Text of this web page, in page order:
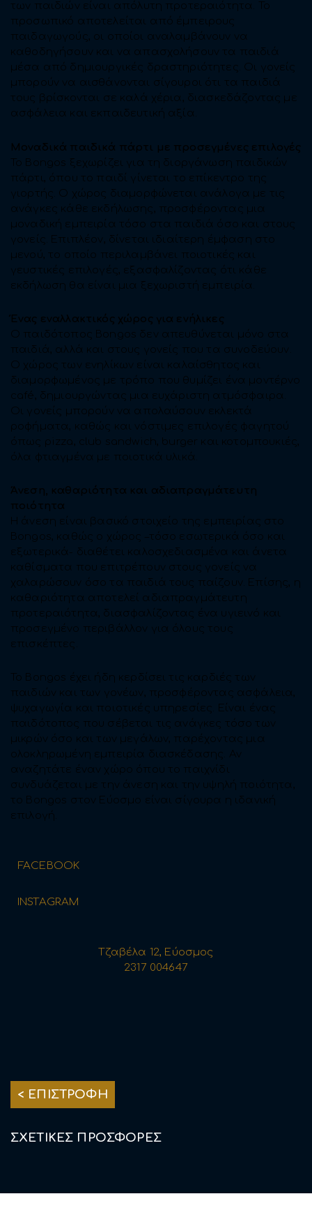
των παιδιών είναι απόλυτη προτεραιότητα. Το
προσωπικό αποτελείται από έμπειρους
παιδαγωγούς, οι οποίοι αναλαμβάνουν να
καθοδηγήσουν και να απασχολήσουν τα παιδιά
μέσα από δημιουργικές δραστηριότητες. Οι γονείς
μπορούν να αισθάνονται σίγουροι ότι τα παιδιά
τους βρίσκονται σε καλά χέρια, διασκεδάζοντας με
ασφάλεια και εκπαιδευτική αξία.
Μοναδικά παιδικά πάρτι με προσεγμένες επιλογές
Το Bongos ξεχωρίζει για τη διοργάνωση παιδικών
πάρτι, όπου το παιδί γίνεται το επίκεντρο της
γιορτής. Ο χώρος διαμορφώνεται ανάλογα με τις
ανάγκες κάθε εκδήλωσης, προσφέροντας μια
μοναδική εμπειρία τόσο στα παιδιά όσο και στους
γονείς. Επιπλέον, δίνεται ιδιαίτερη έμφαση στο
μενού, το οποίο περιλαμβάνει ποιοτικές και
γευστικές επιλογές, εξασφαλίζοντας ότι κάθε
εκδήλωση θα είναι μια ξεχωριστή εμπειρία.
Ένας εναλλακτικός χώρος για ενήλικες
Ο παιδότοπος Bongos δεν απευθύνεται μόνο στα
παιδιά, αλλά και στους γονείς που τα συνοδεύουν.
Ο χώρος των ενηλίκων είναι καλαίσθητος και
διαμορφωμένος με τρόπο που θυμίζει ένα μοντέρνο
café, δημιουργώντας μια ευχάριστη ατμόσφαιρα.
Οι γονείς μπορούν να απολαύσουν εκλεκτά
ροφήματα, καθώς και νόστιμες επιλογές φαγητού
όπως pizza, club sandwich, burger και κοτομπουκιές,
όλα φτιαγμένα με ποιοτικά υλικά.
Άνεση, καθαριότητα και αδιαπραγμάτευτη
ποιότητα
Η άνεση είναι βασικό στοιχείο της εμπειρίας στο
Bongos, καθώς ο χώρος –τόσο εσωτερικά όσο και
εξωτερικά- διαθέτει καλοσχεδιασμένα και άνετα
καθίσματα που επιτρέπουν στους γονείς να
χαλαρώσουν όσο τα παιδιά τους παίζουν. Επίσης, η
καθαριότητα αποτελεί αδιαπραγμάτευτη
προτεραιότητα, διασφαλίζοντας ένα υγιεινό και
προσεγμένο περιβάλλον για όλους τους
επισκέπτες.
Το Bongos έχει ήδη κερδίσει τις καρδιές των
παιδιών και των γονέων, προσφέροντας ασφάλεια,
ψυχαγωγία και ποιοτικές υπηρεσίες. Είναι ένας
παιδότοπος που σέβεται τις ανάγκες τόσο των
μικρών όσο και των μεγάλων, παρέχοντας μια
ολοκληρωμένη εμπειρία διασκέδασης. Αν
αναζητάτε έναν χώρο όπου το παιχνίδι
συνδυάζεται με την άνεση και την υψηλή ποιότητα,
το Bongos στον Εύοσμο είναι σίγουρα η ιδανική
επιλογή.
FACEBOOK
INSTAGRAM
Τζαβέλα 12, Εύοσμος
2317 004647
< ΕΠΙΣΤΡΟΦΗ
ΣΧΕΤΙΚΕΣ ΠΡΟΣΦΟΡΕΣ